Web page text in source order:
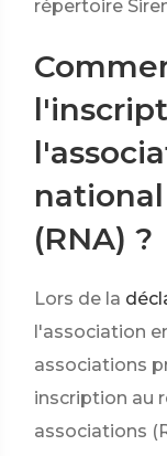
répertoire
(RNA) ?
Lors de la
l'association
associations
inscription au
associations